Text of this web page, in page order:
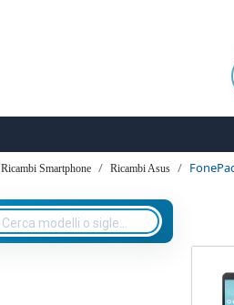
Ricambi Smartphone Ricambi Asus